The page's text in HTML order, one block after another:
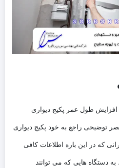
افزایش طول عمر پکیج دیواری
توضیحی راجع به خود پکیج دیواری
که در این باره اطلاعات کافی
به دستگاه هایی که می توانند